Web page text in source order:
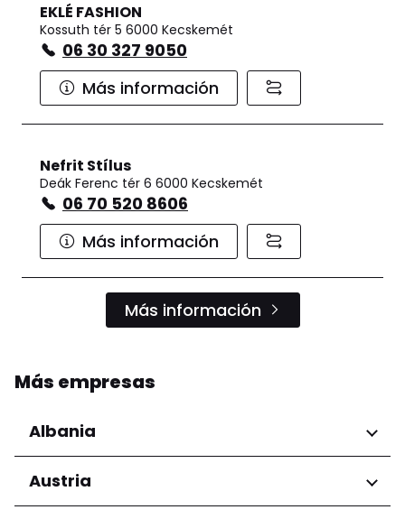
EKLÉ FASHION
Kossuth tér 5 6000 Kecskemét
06 30 327 9050
Más información
Nefrit Stílus
Deák Ferenc tér 6 6000 Kecskemét
06 70 520 8606
Más información
Más información
Más empresas
Albania
Regiones
Condado de Tirana
Austria